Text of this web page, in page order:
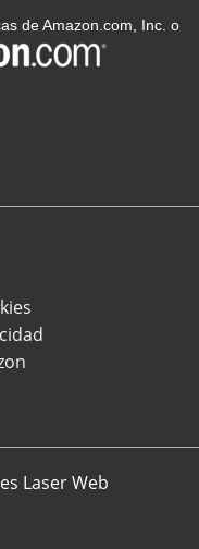
de Amazon.com, Inc. o
Laser Web